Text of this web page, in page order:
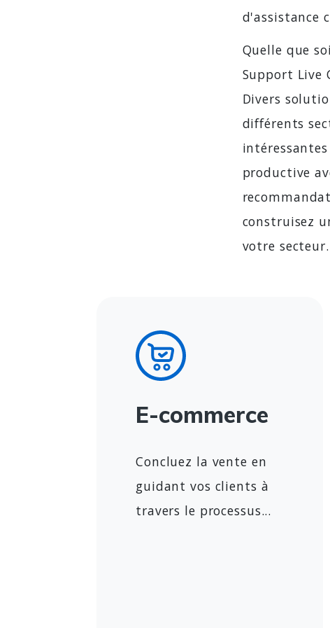
d'assistance
Quelle que
Support Live
Divers
différents
productive
construisez
votre secteur.
E-commerce
Concluez la vente en
guidant vos clients à
travers le processus...